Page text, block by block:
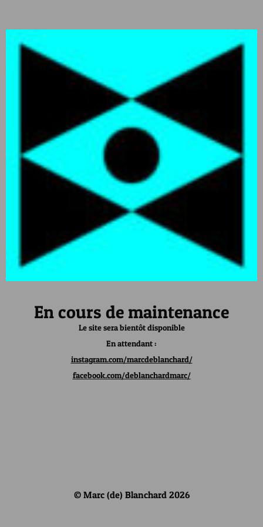
En cours de maintenance
Le site sera bientôt disponible
En attendant :
instagram.com/marcdeblanchard/
facebook.com/deblanchardmarc/
© Marc (de) Blanchard 2026